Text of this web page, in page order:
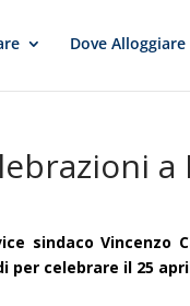
Dove Alloggiare
a
sindaco Vincenzo
per celebrare il 25